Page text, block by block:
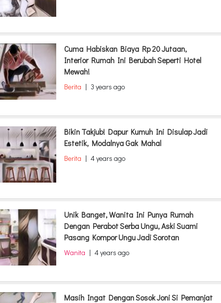
Cuma Habiskan Biaya Rp 20 Jutaan,
Interior Rumah Ini Berubah Seperti Hotel
Mewah!
Berita | 3 years ago
Bikin Takjub! Dapur Kumuh Ini Disulap Jadi
Estetik, Modalnya Gak Mahal
Berita | 4 years ago
Unik Banget, Wanita Ini Punya Rumah
Dengan Perabot Serba Ungu, Aski Suami
Pasang Kompor Ungu Jadi Sorotan
Wanita | 4 years ago
Masih Ingat Dengan Sosok Joni Si Pemanjat